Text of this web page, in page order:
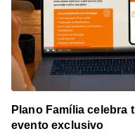
Plano Família celebra
evento exclusivo